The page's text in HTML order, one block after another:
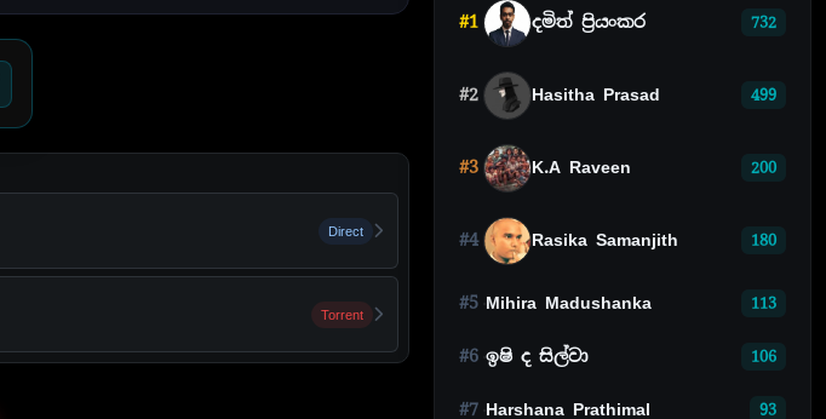
Direct
Torrent
#1 දමිත් ප්‍රියංකර 732
#2 Hasitha Prasad 499
#3 K.A Raveen 200
#4 Rasika Samanjith 180
#5 Mihira Madushanka 113
#6 ඉෂි ද සිල්වා 106
#7 Harshana Prathimal 93